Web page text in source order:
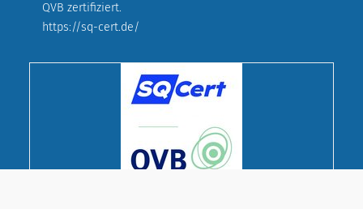
QVB zertifiziert.
https://sq-cert.de/